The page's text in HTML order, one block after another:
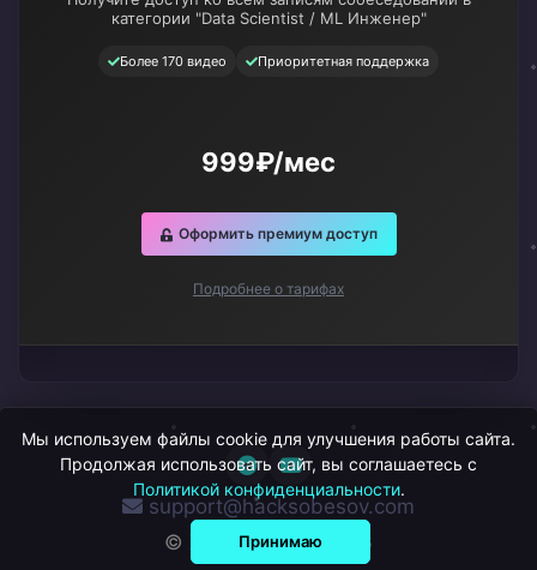
категории "Data Scientist / ML Инженер"
Более 170 видео Приоритетная поддержка
999₽/мес
Оформить премиум доступ
Подробнее о тарифах
© ХакСобесов, 2026
support@hacksobesov.com
Мы используем файлы cookie для улучшения работы сайта.
Продолжая использовать сайт, вы соглашаетесь с
Политикой конфиденциальности.
Принимаю